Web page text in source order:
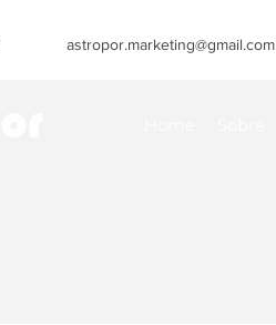
astropor.marketing@gmail.com